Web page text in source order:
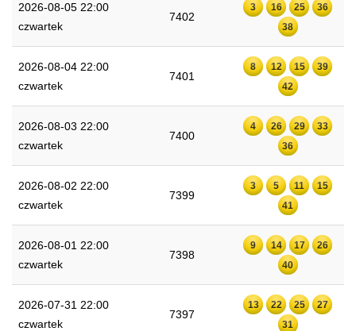
2026-08-05 22:00
czwartek
7402
3 16 25
36
38
2026-08-04 22:00
czwartek
7401
8 12 15
39
42
2026-08-03 22:00
czwartek
7400
4 26 29
33
36
2026-08-02 22:00
czwartek
7399
3 5 11
15
41
2026-08-01 22:00
czwartek
7398
9 14 17
26
40
2026-07-31 22:00
czwartek
7397
13 22 25
27
31